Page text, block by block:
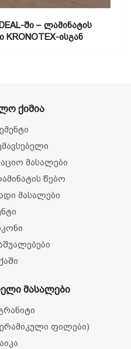
ში – ლამინატის
ისგან
ქიმია
მასალები
წებო
მასალები
მასალები
ფილები)